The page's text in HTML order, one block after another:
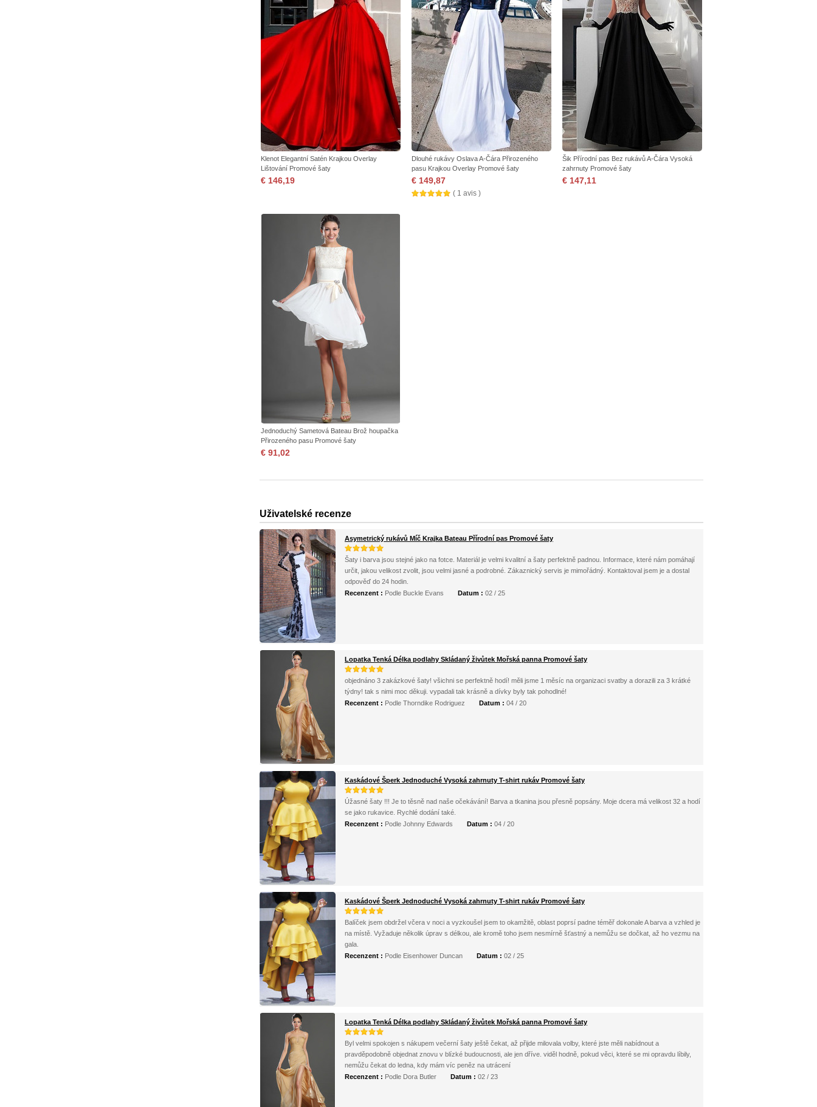
Klenot Elegantní Satén Krajkou Overlay
Lištování Promové šaty
€ 146,19
Dlouhé rukávy Oslava A-Čára Přirozeného
pasu Krajkou Overlay Promové šaty
€ 149,87
( 1 avis )
Šik Přírodní pas Bez rukávů A-Čára Vysoká
zahrnuty Promové šaty
€ 147,11
Jednoduchý Sametová Bateau Brož houpačka
Přirozeného pasu Promové šaty
€ 91,02
Uživatelské recenze
Asymetrický rukávů Míč Krajka Bateau Přírodní pas Promové šaty
Šaty i barva jsou stejné jako na fotce. Materiál je velmi kvalitní a šaty perfektně padnou. Informace, které nám pomáhají
určit, jakou velikost zvolit, jsou velmi jasné a podrobné. Zákaznický servis je mimořádný. Kontaktoval jsem je a dostal
odpověď do 24 hodin.
Recenzent : Podle Buckle Evans Datum : 02 / 25
Lopatka Tenká Délka podlahy Skládaný živůtek Mořská panna Promové šaty
objednáno 3 zakázkové šaty! všichni se perfektně hodí! měli jsme 1 měsíc na organizaci svatby a dorazili za 3 krátké
týdny! tak s nimi moc děkuji. vypadali tak krásně a dívky byly tak pohodlné!
Recenzent : Podle Thorndike Rodriguez Datum : 04 / 20
Kaskádové Šperk Jednoduché Vysoká zahrnuty T-shirt rukáv Promové šaty
Úžasné šaty !!! Je to těsně nad naše očekávání! Barva a tkanina jsou přesně popsány. Moje dcera má velikost 32 a hodí
se jako rukavice. Rychlé dodání také.
Recenzent : Podle Johnny Edwards Datum : 04 / 20
Kaskádové Šperk Jednoduché Vysoká zahrnuty T-shirt rukáv Promové šaty
Balíček jsem obdržel včera v noci a vyzkoušel jsem to okamžitě, oblast poprsí padne téměř dokonale A barva a vzhled je
na místě. Vyžaduje několik úprav s délkou, ale kromě toho jsem nesmírně šťastný a nemůžu se dočkat, až ho vezmu na
gala.
Recenzent : Podle Eisenhower Duncan Datum : 02 / 25
Lopatka Tenká Délka podlahy Skládaný živůtek Mořská panna Promové šaty
Byl velmi spokojen s nákupem večerní šaty ještě čekat, až přijde milovala volby, které jste měli nabídnout a
pravděpodobně objednat znovu v blízké budoucnosti, ale jen dříve. viděl hodně, pokud věci, které se mi opravdu líbily,
nemůžu čekat do ledna, kdy mám víc peněz na utrácení
Recenzent : Podle Dora Butler Datum : 02 / 23